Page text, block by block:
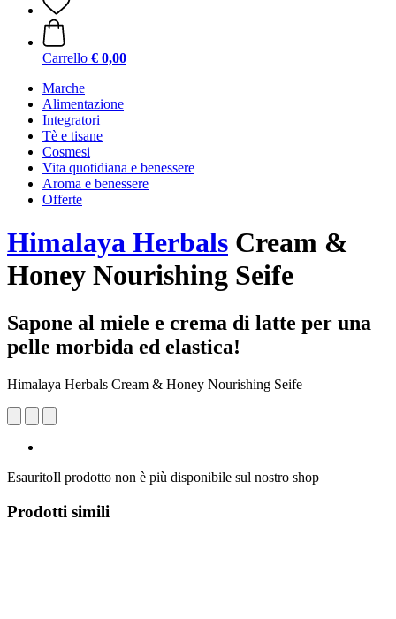
Carrello € 0,00
Marche
Alimentazione
Integratori
Tè e tisane
Cosmesi
Vita quotidiana e benessere
Aroma e benessere
Offerte
Himalaya Herbals Cream &
Honey Nourishing Seife
Sapone al miele e crema di latte per una
pelle morbida ed elastica!
Himalaya Herbals Cream & Honey Nourishing Seife
EsauritoIl prodotto non è più disponibile sul nostro shop
Prodotti simili